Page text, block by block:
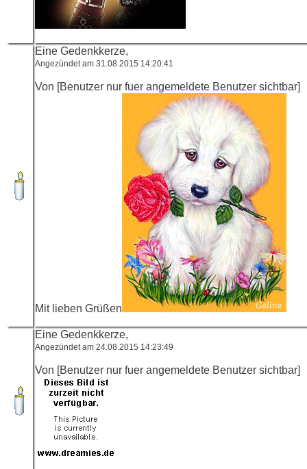
Eine Gedenkkerze,
Angezündet am 31.08.2015 14:20:41
Von [Benutzer nur fuer angemeldete Benutzer sichtbar]
Mit lieben Grüßen
Eine Gedenkkerze,
Angezündet am 24.08.2015 14:23:49
Von [Benutzer nur fuer angemeldete Benutzer sichtbar]